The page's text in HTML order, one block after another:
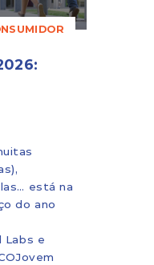
está na
do ano
Labs e